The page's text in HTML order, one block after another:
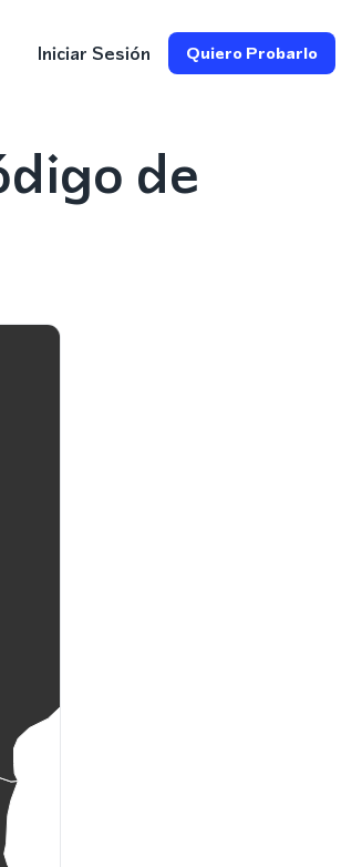
Iniciar Sesión Quiero Probarlo
de